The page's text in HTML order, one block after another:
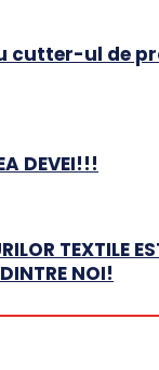
cutter-ul de
DEVEI!!!
TEXTILE
NOI!